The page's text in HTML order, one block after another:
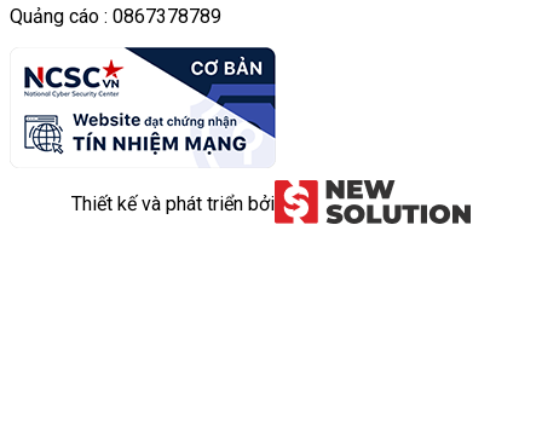
Quảng cáo : 0867378789
Thiết kế và phát triển bởi